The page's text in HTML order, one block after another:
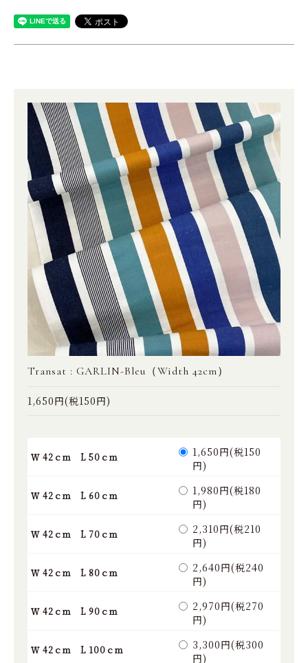
Transat : GARLIN-Bleu（Width 42cm）
1,650円(税150円)
Ｗ 42ｃｍ L 50ｃｍ
1,650円(税150
円)
Ｗ 42ｃｍ L 60ｃｍ
1,980円(税180
円)
Ｗ 42ｃｍ L 70ｃｍ
2,310円(税210
円)
Ｗ 42ｃｍ L 80ｃｍ
2,640円(税240
円)
Ｗ 42ｃｍ L 90ｃｍ
2,970円(税270
円)
Ｗ 42ｃｍ L 100ｃｍ
3,300円(税300
円)